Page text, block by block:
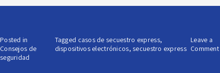
Posted in
Consejos de
seguridad
Tagged casos de secuestro express,
dispositivos electrónicos,secuestro express
Leave a
Comment